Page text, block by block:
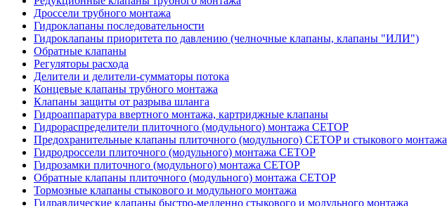
Дроссели трубного монтажа
Гидроклапаны последовательности
Гидроклапаны приоритета по давлению (челночные клапаны, клапаны "ИЛИ")
Обратные клапаны
Регуляторы расхода
Делители и делители-сумматоры потока
Концевые клапаны трубного монтажа
Клапаны защиты от разрыва шланга
Гидроаппаратура ввертного монтажа, картриджные клапаны
Гидрораспределители плиточного (модульного) монтажa CETOP
Предохранительные клапаны плиточного (модульного) CETOP и стыкового монтажа
Гидродроссели плиточного (модульного) монтажа CETOP
Гидрозамки плиточного (модульного) монтажа CETOP
Обратные клапаны плиточного (модульного) монтажа CETOP
Тормозные клапаны стыкового и модульного монтажа
Гидравлические клапаны быстро-медленно стыкового и модульного монтажа